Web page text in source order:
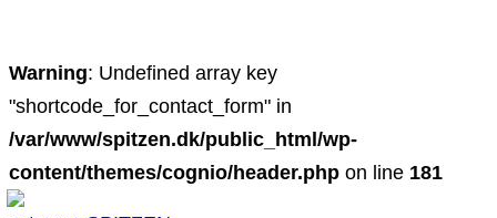
Warning: Undefined array key
"shortcode_for_contact_form" in
/var/www/spitzen.dk/public_html/wp-
content/themes/cognio/header.php on line 181